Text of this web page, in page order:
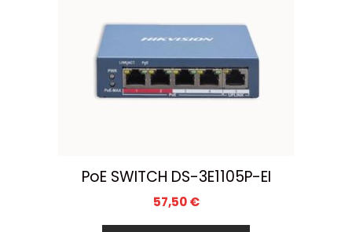
PoE SWITCH DS-3E1105P-EI
57,50€